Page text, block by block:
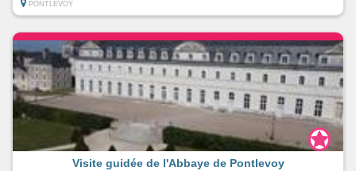
PONTLEVOY
Visite guidée de l'Abbaye de Pontlevoy